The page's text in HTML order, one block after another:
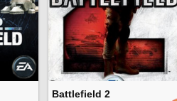
Battlefield 2